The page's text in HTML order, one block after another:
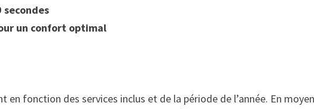
un confort optimal
en fonction des services inclus et de la période de l’année. En